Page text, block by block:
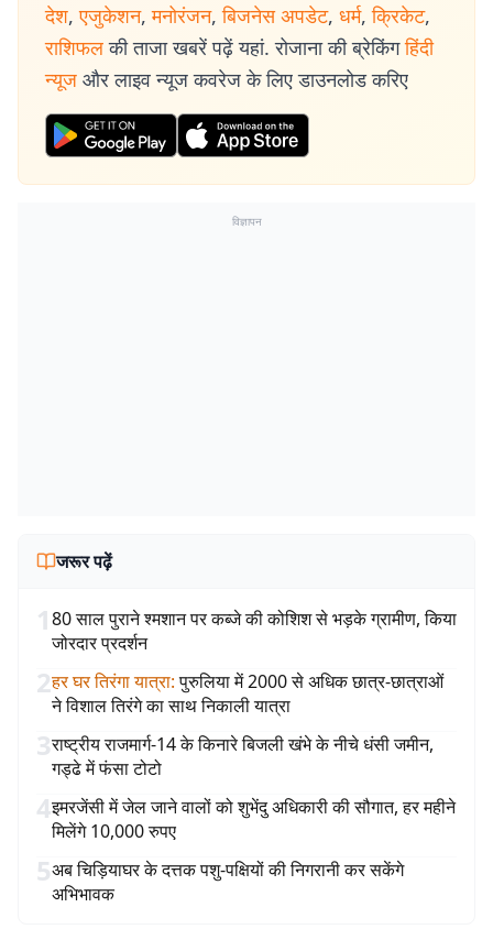
देश, एजुकेशन, मनोरंजन, बिजनेस अपडेट, धर्म, क्रिकेट,
राशिफल की ताजा खबरें पढ़ें यहां. रोजाना की ब्रेकिंग हिंदी
न्यूज और लाइव न्यूज कवरेज के लिए डाउनलोड करिए
विज्ञापन
जरूर पढ़ें
180 साल पुराने श्मशान पर कब्जे की कोशिश से भड़के ग्रामीण, किया
जोरदार प्रदर्शन
2हर घर तिरंगा यात्रा: पुरुलिया में 2000 से अधिक छात्र-छात्राओं
ने विशाल तिरंगे का साथ निकाली यात्रा
3राष्ट्रीय राजमार्ग-14 के किनारे बिजली खंभे के नीचे धंसी जमीन,
गड्ढे में फंसा टोटो
4इमरजेंसी में जेल जाने वालों को शुभेंदु अधिकारी की सौगात, हर महीने
मिलेंगे 10,000 रुपए
5अब चिड़ियाघर के दत्तक पशु-पक्षियों की निगरानी कर सकेंगे
अभिभावक